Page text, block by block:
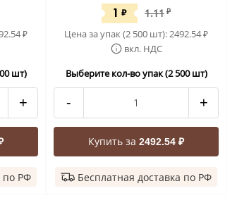
₽
шт)
+
по РФ
1 ₽ 1.11 ₽
Цена за упак (2 500 шт): 2492.54₽
вкл. НДС
Выберите кол-во упак (2 500 шт)
- +
Купить за 2492.54 ₽
Бесплатная доставка по РФ